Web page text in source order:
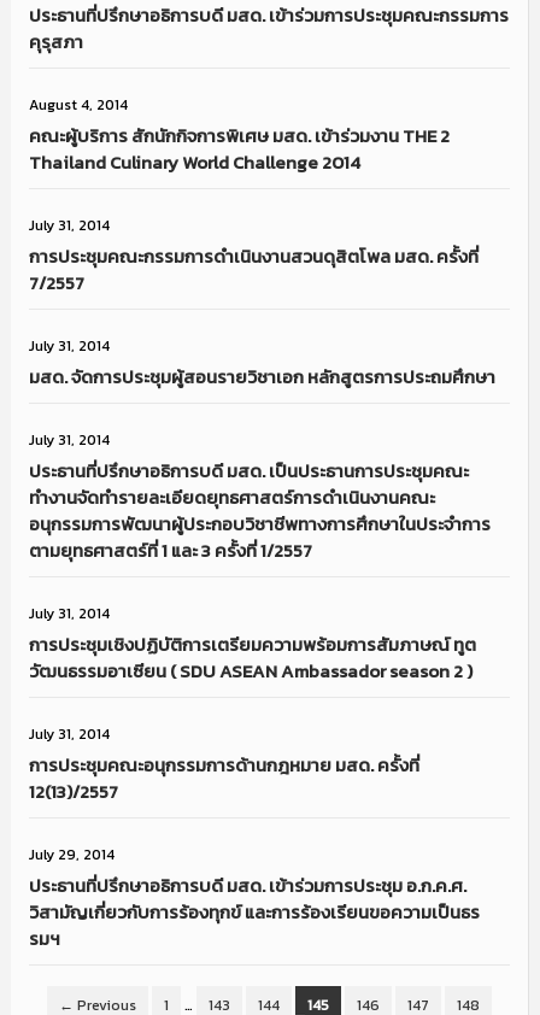
ประธานที่ปรึกษาอธิการบดี มสด. เข้าร่วมการประชุมคณะกรรมการ
คุรุสภา
August 4, 2014
คณะผู้บริการ สักนักกิจการพิเศษ มสด. เข้าร่วมงาน THE 2
Thailand Culinary World Challenge 2014
July 31, 2014
การประชุมคณะกรรมการดำเนินงานสวนดุสิตโพล มสด. ครั้งที่
7/2557
July 31, 2014
มสด. จัดการประชุมผู้สอนรายวิชาเอก หลักสูตรการประถมศึกษา
July 31, 2014
ประธานที่ปรึกษาอธิการบดี มสด. เป็นประธานการประชุมคณะ
ทำงานจัดทำรายละเอียดยุทธศาสตร์การดำเนินงานคณะ
อนุกรรมการพัฒนาผู้ประกอบวิชาชีพทางการศึกษาในประจำการ
ตามยุทธศาสตร์ที่ 1 และ 3 ครั้งที่ 1/2557
July 31, 2014
การประชุมเชิงปฏิบัติการเตรียมความพร้อมการสัมภาษณ์ ทูต
วัฒนธรรมอาเซียน ( SDU ASEAN Ambassador season 2 )
July 31, 2014
การประชุมคณะอนุกรรมการด้านกฎหมาย มสด. ครั้งที่
12(13)/2557
July 29, 2014
ประธานที่ปรึกษาอธิการบดี มสด. เข้าร่วมการประชุม อ.ก.ค.ศ.
วิสามัญเกี่ยวกับการร้องทุกข์ และการร้องเรียนขอความเป็นธร
รมฯ
← Previous 1 … 143 144 145 146 147
148